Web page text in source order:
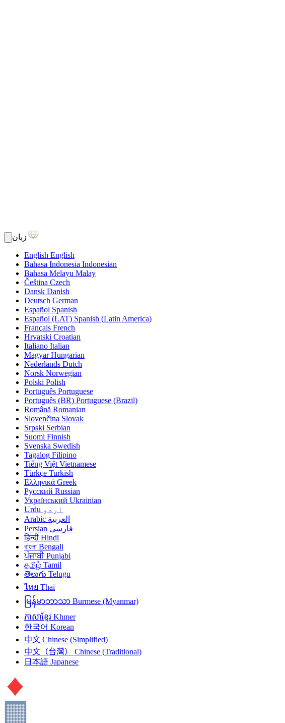
زبان
English English
Bahasa Indonesia Indonesian
Bahasa Melayu Malay
Čeština Czech
Dansk Danish
Deutsch German
Español Spanish
Español (LAT) Spanish (Latin America)
Français French
Hrvatski Croatian
Italiano Italian
Magyar Hungarian
Nederlands Dutch
Norsk Norwegian
Polski Polish
Português Portuguese
Português (BR) Portuguese (Brazil)
Română Romanian
Slovenčina Slovak
Srpski Serbian
Suomi Finnish
Svenska Swedish
Tagalog Filipino
Tiếng Việt Vietnamese
Türkçe Turkish
Ελληνικά Greek
Русский Russian
Український Ukrainian
اردو Urdu
العربية Arabic
فارسی Persian
हिन्दी Hindi
বাংলা Bengali
ਪੰਜਾਬੀ Punjabi
தமிழ் Tamil
తెలుగు Telugu
ไทย Thai
မြန်မာဘာသာ Burmese (Myanmar)
ភាសាខ្មែរ Khmer
한국어 Korean
中文 Chinese (Simplified)
中文（台灣）
Chinese (Traditional)
日本語 Japanese